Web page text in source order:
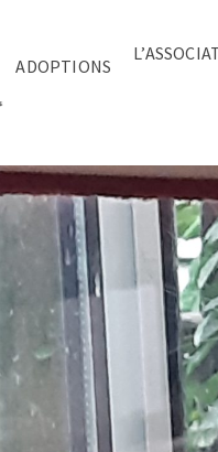
ADOPTIONS